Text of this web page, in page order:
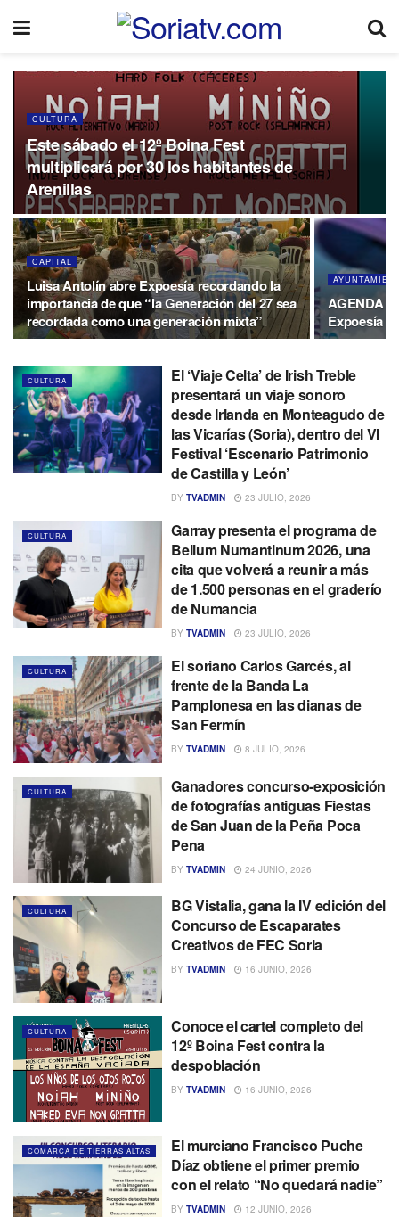
CULTURA
Este sábado el 12º Boina Fest
multiplicará por 30 los habitantes de
Arenillas
CAPITAL
Luisa Antolín abre Expoesía recordando la
importancia de que “la Generación del 27 sea
recordada como una generación mixta”
AGENDA |
Expoesía
CULTURA
El ‘Viaje Celta’ de Irish Treble
presentará un viaje sonoro
desde Irlanda en Monteagudo de
las Vicarías (Soria), dentro del VI
Festival ‘Escenario Patrimonio
de Castilla y León’
BY TVADMIN 23 JULIO, 2026
CULTURA
Garray presenta el programa de
Bellum Numantinum 2026, una
cita que volverá a reunir a más
de 1.500 personas en el graderío
de Numancia
BY TVADMIN 23 JULIO, 2026
CULTURA
El soriano Carlos Garcés, al
frente de la Banda La
Pamplonesa en las dianas de
San Fermín
BY TVADMIN 8 JULIO, 2026
CULTURA
Ganadores concurso-exposición
de fotografías antiguas Fiestas
de San Juan de la Peña Poca
Pena
BY TVADMIN 24 JUNIO, 2026
CULTURA
BG Vistalia, gana la IV edición del
Concurso de Escaparates
Creativos de FEC Soria
BY TVADMIN 16 JUNIO, 2026
CULTURA
Conoce el cartel completo del
12º Boina Fest contra la
despoblación
BY TVADMIN 16 JUNIO, 2026
COMARCA DE TIERRAS ALTAS
El murciano Francisco Puche
Díaz obtiene el primer premio
con el relato “No quedará nadie”
BY TVADMIN 12 JUNIO, 2026